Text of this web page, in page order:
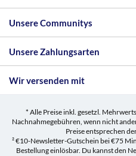
Unsere Communitys
Unsere Zahlungsarten
Wir versenden mit
* Alle Preise inkl. gesetzl.
Nachnahmegebühren, wenn nicht
Preise entsprechen
² €10-Newsletter-Gutschein bei €75
Bestellung einlösbar. Du kannst den